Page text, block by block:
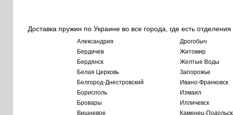
Доставка пружин по Украине во все города, где есть
Александрия
Бердичев
Бердянск
Белая Церковь
Белгород-Днестровский
Борисполь
Бровары
Вишневое
Дрогобыч
Житомир
Желтые Воды
Запорожье
Ивано-Франковск
Измаил
Илличевск
Каменец-